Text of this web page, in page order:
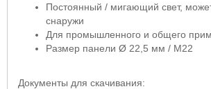
Постоянный / мигающий свет,
снаружи
Для промышленного и общего
Размер панели Ø 22,5 мм / M22
Документы для скачивания: